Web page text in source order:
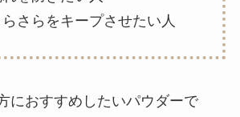
さらをキープさせたい人
におすすめしたいパウダーで